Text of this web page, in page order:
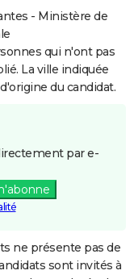
- Ministère de
qui n'ont pas
La ville indiquée
du candidat.
par e-
ne présente pas de
sont invités à